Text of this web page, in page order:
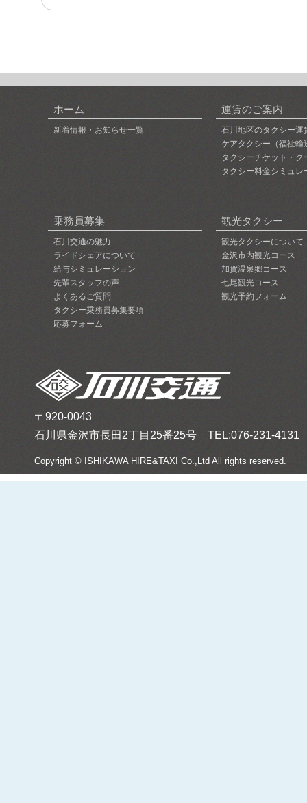
ホーム
新着情報・お知らせ一覧
運賃のご案内
石川地区のタクシー運
ケアタクシー（福祉輸
タクシーチケット・ク
タクシー料金シミュレ
乗務員募集
石川交通の魅力
ライドシェアについて
給与シミュレーション
先輩スタッフの声
よくあるご質問
タクシー乗務員募集要項
応募フォーム
観光タクシー
観光タクシーについて
金沢市内観光コース
加賀温泉郷コース
七尾観光コース
観光予約フォーム
〒920-0043
石川県金沢市長田2丁目25番25号 TEL:076-231-4131
Copyright © ISHIKAWA HIRE&TAXI Co.,Ltd All rights reserved.